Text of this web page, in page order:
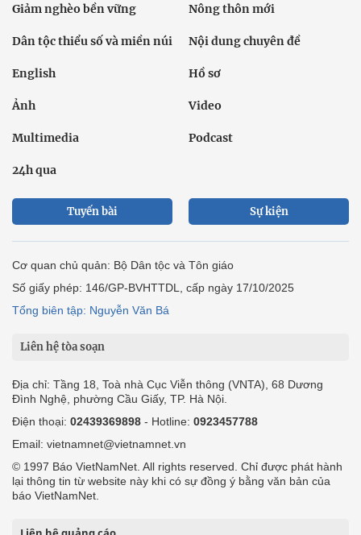
Giảm nghèo bền vững Nông thôn mới
Dân tộc thiểu số và miền núi Nội dung chuyên đề
English Hồ sơ
Ảnh Video
Multimedia Podcast
24h qua
Tuyến bài Sự kiện
Cơ quan chủ quản: Bộ Dân tộc và Tôn giáo
Số giấy phép: 146/GP-BVHTTDL, cấp ngày 17/10/2025
Tổng biên tập: Nguyễn Văn Bá
Liên hệ tòa soạn
Địa chỉ: Tầng 18, Toà nhà Cục Viễn thông (VNTA), 68 Dương
Đình Nghệ, phường Cầu Giấy, TP. Hà Nội.
Điện thoại: 02439369898 - Hotline: 0923457788
Email: vietnamnet@vietnamnet.vn
© 1997 Báo VietNamNet. All rights reserved. Chỉ được phát hành
lại thông tin từ website này khi có sự đồng ý bằng văn bản của
báo VietNamNet.